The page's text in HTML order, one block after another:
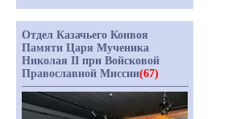
Отдел Казачьего Конвоя
Памяти Царя Мученика
Николая II при Войсковой
Православной Миссии(67)